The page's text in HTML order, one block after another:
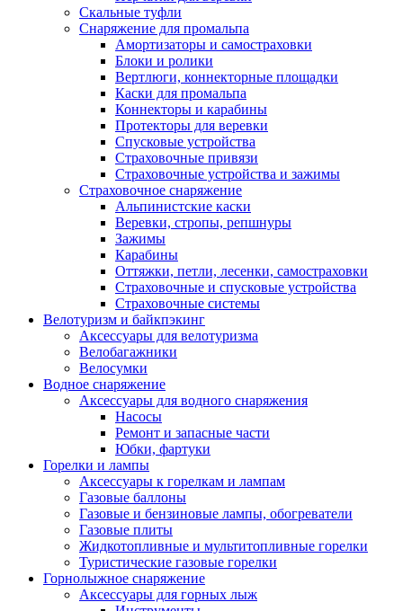
Скальные туфли
Снаряжение для промальпа
Амортизаторы и самостраховки
Блоки и ролики
Вертлюги, коннекторные площадки
Каски для промальпа
Коннекторы и карабины
Протекторы для веревки
Спусковые устройства
Страховочные привязи
Страховочные устройства и зажимы
Страховочное снаряжение
Альпинистские каски
Веревки, стропы, репшнуры
Зажимы
Карабины
Оттяжки, петли, лесенки, самостраховки
Страховочные и спусковые устройства
Страховочные системы
Велотуризм и байкпэкинг
Аксессуары для велотуризма
Велобагажники
Велосумки
Водное снаряжение
Аксессуары для водного снаряжения
Насосы
Ремонт и запасные части
Юбки, фартуки
Горелки и лампы
Аксессуары к горелкам и лампам
Газовые баллоны
Газовые и бензиновые лампы, обогреватели
Газовые плиты
Жидкотопливные и мультитопливные горелки
Туристические газовые горелки
Горнолыжное снаряжение
Аксессуары для горных лыж